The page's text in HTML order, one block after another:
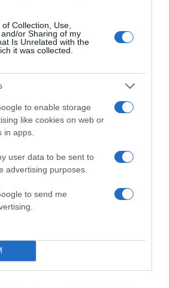
Collection, Use,
or Sharing of my
Is Unrelated with the
it was collected.
to enable storage
like cookies on web or
in apps.
user data to be sent to
advertising purposes.
to send me
τη νύχτα στα μέτωπα της
τα μαχαίρια στην Ελπίδα
«Καρυστιανού,
Γαλανός μετέτρεψαν το
αρχηγικό κόμμα»
Πότε μπορεί να
για τις γονικές παροχές
όμως αληθινό -
τα τακτικά ραντεβού του
κλάπηκε το μηχανάκι του
ολιγοήμερες διακοπές ο
με την σύζυγό του